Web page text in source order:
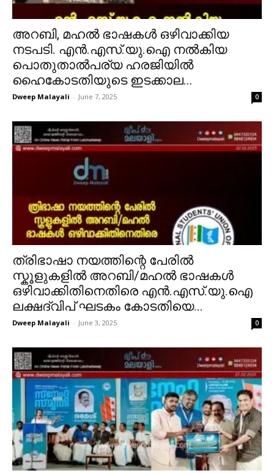
അറബി, മഹൽ ഭാഷകൾ ഒഴിവാക്കിയ
നടപടി. എൻ.എസ്.യു.ഐ നൽകിയ
പൊതുതാൽപര്യ ഹരജിയിൽ
ഹൈകോടതിയുടെ ഇടക്കാല...
Dweep Malayali - June 7, 2025 0
ത്രിഭാഷാ നയത്തിന്റെ പേരിൽ
സ്കൂളുകളിൽ അറബി/മഹൽ ഭാഷകൾ
ഒഴിവാക്കിതിനെതിരെ എൻ.എസ്.യു.ഐ
ലക്ഷദ്വിപ് ഘടകം കോടതിയെ...
Dweep Malayali - June 3, 2025 0